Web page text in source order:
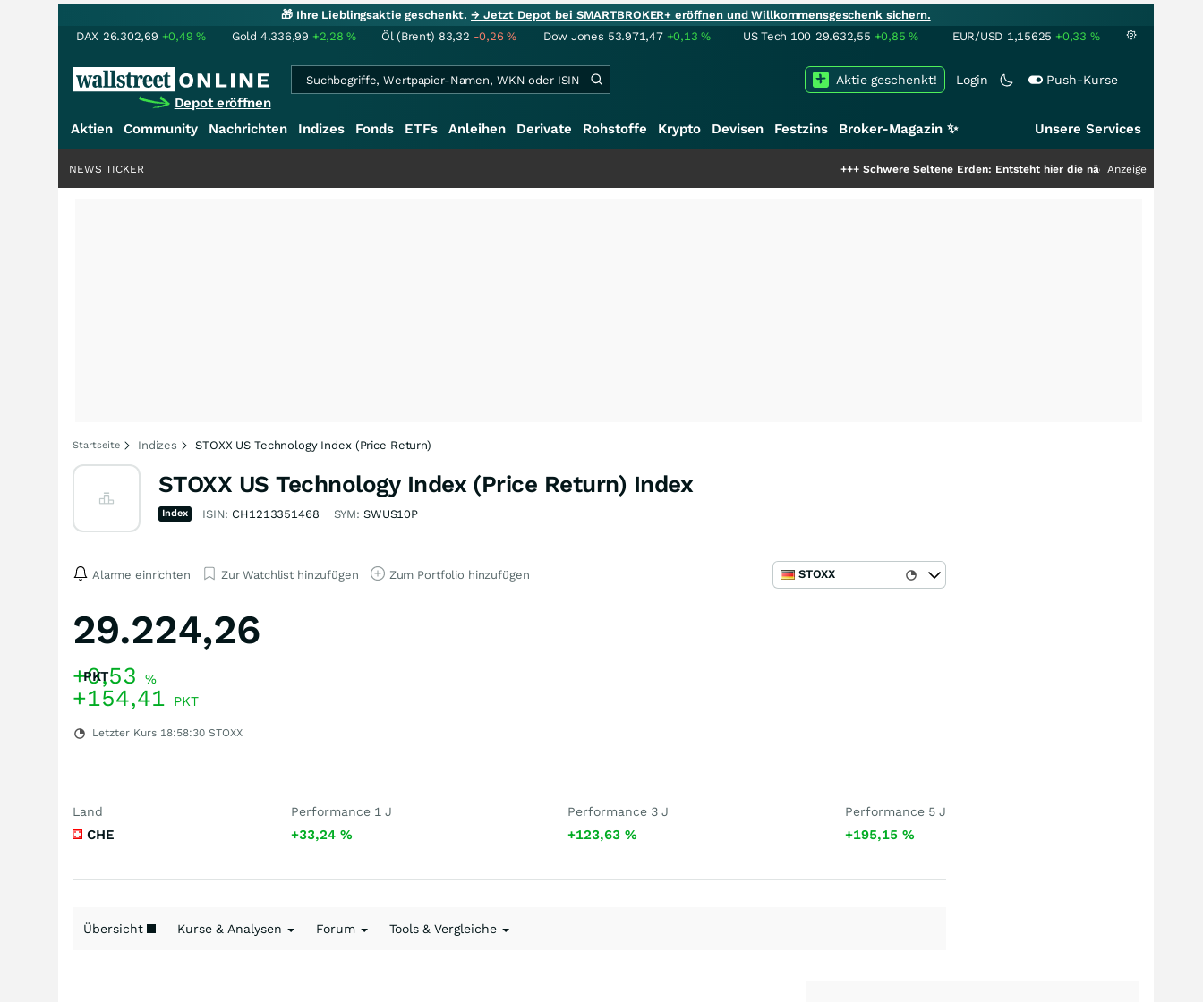
🎁 Ihre Lieblingsaktie geschenkt.→ Jetzt Depot bei SMARTBROKER+ eröffnen und Willkommensgeschenk sichern.
DAX 26.302,69 +0,49% Gold 4.336,99 +2,28% Öl (Brent) 83,32 -0,26% Dow Jones 53.971,47 +0,13% US Tech 100 29.632,55 +0,85% EUR/USD 1,15625 +0,33 %
Depot eröffnen
Login Push-Kurse
Aktie geschenkt!
Aktien Community Nachrichten Indizes Fonds ETFs Anleihen Derivate Rohstoffe Krypto Devisen Festzins Broker-Magazin ✨ Unsere Services
Schwere Seltene Erden: Entsteht hier die nächste Milliardenstory?
Anzeige
NEWS TICKER
Startseite Indizes STOXX US Technology Index (Price Return)
STOXX US Technology Index (Price Return) Index
Index ISIN: CH1213351468 SYM: SWUS10P
Alarme einrichten Zur Watchlist hinzufügen Zum Portfolio hinzufügen STOXX
29.224,26
PKT
+0,53 %
+154,41 PKT
Letzter Kurs 18:58:30 STOXX
Land
CHE
Performance 1 J
+33,24 %
Performance 3 J
+123,63%
Performance 5 J
+195,15 %
Übersicht Kurse & Analysen Forum Tools & Vergleiche